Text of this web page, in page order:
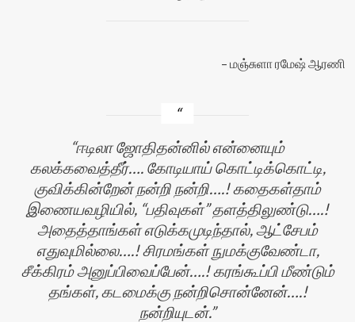
மஞ்சுளா ரமேஷ் ஆரணி
ஈடிலா ஜோதிதன்னில் என்னையும்
கலக்கவைத்தீர்…. கோடியாய் கொட்டிக்கொட்டி,
குவிக்கின்றேன் நன்றி நன்றி….! கதைகள்தாம்
இணையவழியில், “பதிவுகள்” தளத்திலுண்டு….!
அதைத்தாங்கள் எடுக்கமுடிந்தால், ஆட்சேபம்
எதுவுமில்லை….! சிரமங்கள் நுமக்குவேண்டா,
சீக்கிரம் அனுப்பிவைப்பேன்….! கரங்கூப்பி மீண்டும்
தங்கள், கடமைக்கு நன்றிசொன்னேன்….!
நன்றியுடன்.